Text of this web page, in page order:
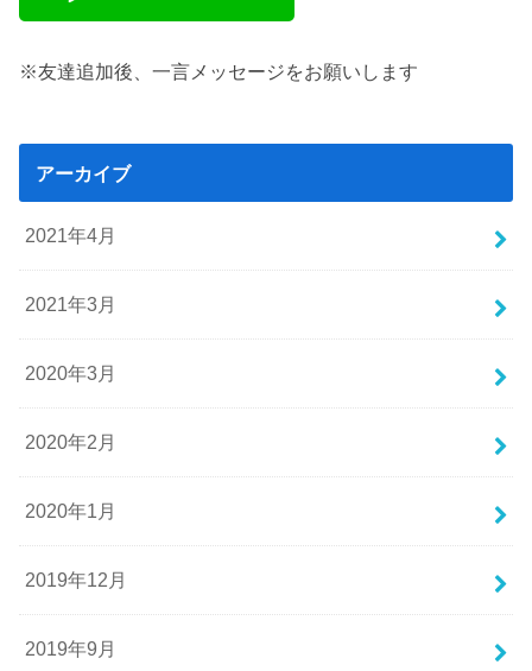
※友達追加後、一言メッセージをお願いします
アーカイブ
2021年4月
2021年3月
2020年3月
2020年2月
2020年1月
2019年12月
2019年9月